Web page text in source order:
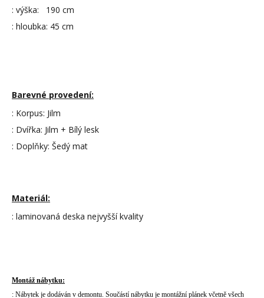
: výška: 190 cm
: hloubka: 45 cm
Barevné provedení:
: Korpus: Jilm
: Dvířka: Jilm + Bílý lesk
: Doplňky: Šedý mat
Materiál:
: laminovaná deska nejvyšší kvality
Montáž nábytku:
: Nábytek je dodáván v demontu. Součástí nábytku je montážní plánek včetně všech